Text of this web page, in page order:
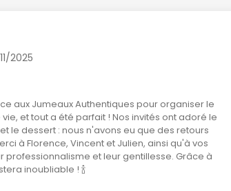
2025
aux Jumeaux Authentiques pour organiser le
et tout a été parfait ! Nos invités ont adoré le
le dessert : nous n'avons eu que des retours
à Florence, Vincent et Julien, ainsi qu'à vos
professionnalisme et leur gentillesse. Grâce à
inoubliable ! 🍾